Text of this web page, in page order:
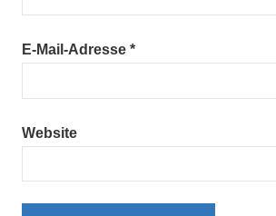
E-Mail-Adresse *
Website